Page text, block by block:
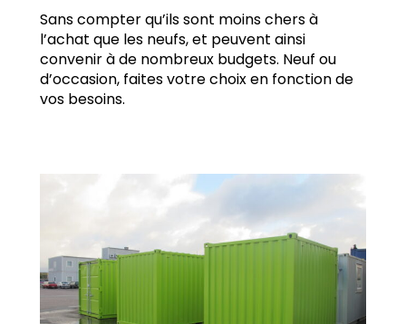
Sans compter qu’ils sont moins chers à
l’achat que les neufs, et peuvent ainsi
convenir à de nombreux budgets. Neuf ou
d’occasion, faites votre choix en fonction de
vos besoins.